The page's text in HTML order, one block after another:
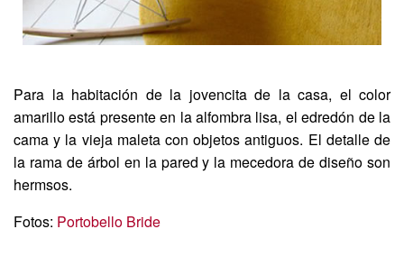
Para la habitación de la jovencita de la casa, el color
amarillo está presente en la alfombra lisa, el edredón de la
cama y la vieja maleta con objetos antiguos. El detalle de
la rama de árbol en la pared y la mecedora de diseño son
hermsos.
Fotos: Portobello Bride